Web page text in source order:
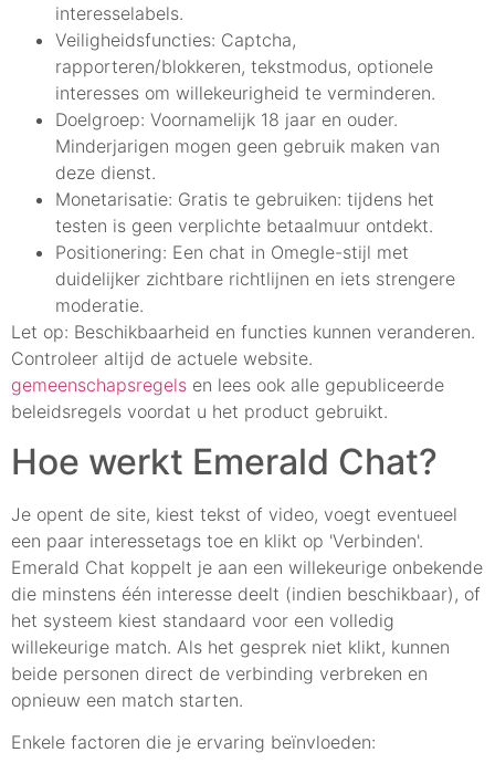
interesselabels.
Veiligheidsfuncties: Captcha,
rapporteren/blokkeren, tekstmodus, optionele
interesses om willekeurigheid te verminderen.
Doelgroep: Voornamelijk 18 jaar en ouder.
Minderjarigen mogen geen gebruik maken van
deze dienst.
Monetarisatie: Gratis te gebruiken: tijdens het
testen is geen verplichte betaalmuur ontdekt.
Positionering: Een chat in Omegle-stijl met
duidelijker zichtbare richtlijnen en iets strengere
moderatie.
Let op: Beschikbaarheid en functies kunnen veranderen.
Controleer altijd de actuele website.
gemeenschapsregels en lees ook alle gepubliceerde
beleidsregels voordat u het product gebruikt.
Hoe werkt Emerald Chat?
Je opent de site, kiest tekst of video, voegt eventueel
een paar interessetags toe en klikt op 'Verbinden'.
Emerald Chat koppelt je aan een willekeurige onbekende
die minstens één interesse deelt (indien beschikbaar), of
het systeem kiest standaard voor een volledig
willekeurige match. Als het gesprek niet klikt, kunnen
beide personen direct de verbinding verbreken en
opnieuw een match starten.
Enkele factoren die je ervaring beïnvloeden: